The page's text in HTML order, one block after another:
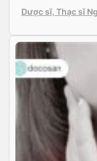
hoặc kết hợp hóa
ung thư vú hoặc
Dược sĩ, Thạc sĩ